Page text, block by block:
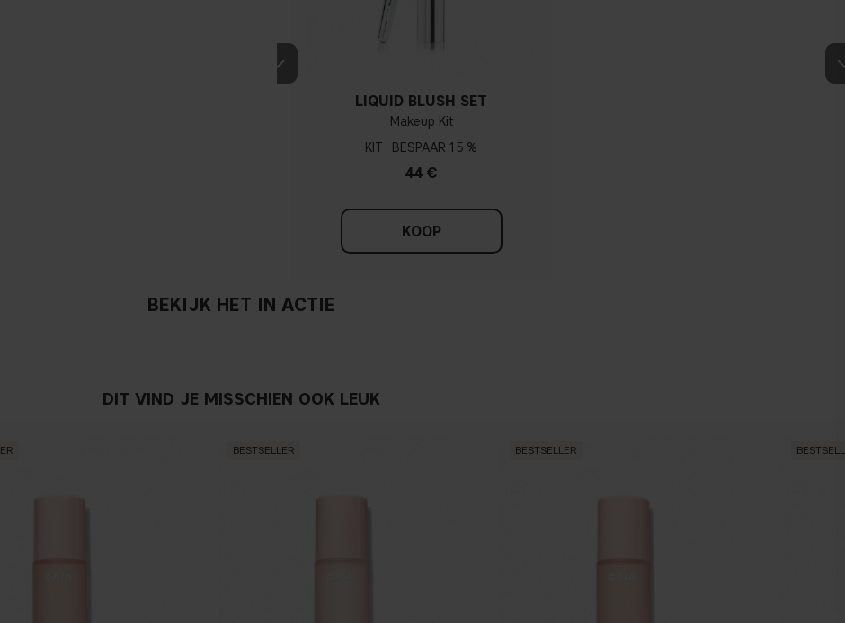
LIQUID BLUSH SET
Makeup Kit
KIT
15 %
44 €
KOOP
BEKIJK HET IN ACTIE
DIT VIND JE MISSCHIEN OOK LEUK
BESTSELLER BESTSELLER